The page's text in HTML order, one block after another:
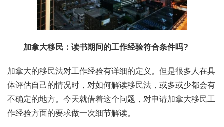
加拿大移民：读书期间的工作经验符合条件吗?
加拿大的移民法对工作经验有详细的定义。但是很多人在具
体评估自己的情况时，对如何解读移民法，或多或少都会有
不确定的地方。今天就借着这个问题，对申请加拿大移民工
作经验方面的要求做一次细节解读。